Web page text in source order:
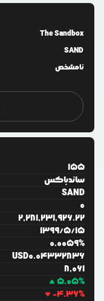
The Sandbox
SAND
نامشخص
155
ساندباکس
SAND
0
2,281,231,926.22
1399/5/15
0.0059%
USD0.04332836
8,061
5.05%
-4.36%